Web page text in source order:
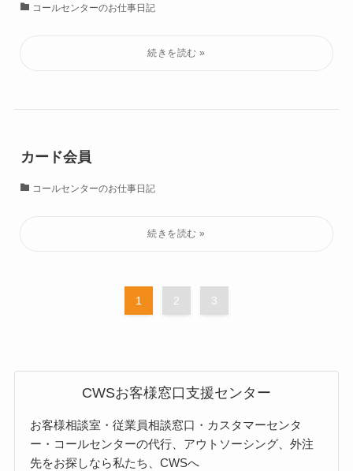
コールセンターのお仕事日記
カード会員
コールセンターのお仕事日記
1 2 3
CWSお客様窓口支援センター
お客様相談室・従業員相談窓口・カスタマーセンタ
ー・コールセンターの代行、アウトソーシング、外注
先をお探しなら私たち、CWSへ